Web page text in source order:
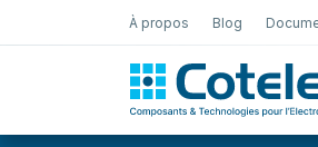
À propos Blog